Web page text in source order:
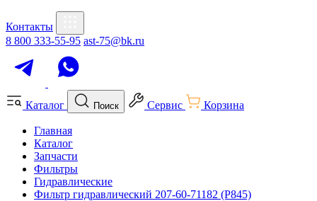
Контакты
8 800 333-55-95 ast-75@bk.ru
Каталог Поиск Сервис Корзина
Главная
Каталог
Запчасти
Фильтры
Гидравлические
Фильтр гидравлический 207-60-71182 (P845)